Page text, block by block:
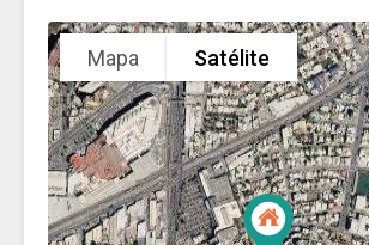
Mapa Satélite